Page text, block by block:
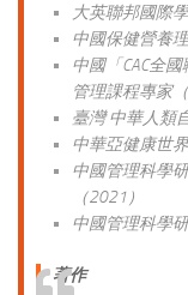
大英聯邦國際
中國保健營養
中國「CAC全
管理課程專家
臺灣 中華人類
中華亞健康世
中國管理科學
（2021）
中國管理科學
著作